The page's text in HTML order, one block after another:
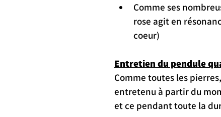
Comme ses
rose agit en
coeur)
Entretien du pendule
Comme toutes les
entretenu à partir du
et ce pendant toute la